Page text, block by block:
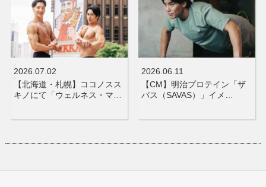
2026.07.02
【北海道・札幌】ココノスス
キノにて「ウェルネス・マ…
2026.06.11
【CM】明治プロテイン「ザ
バス（SAVAS）」イメ…